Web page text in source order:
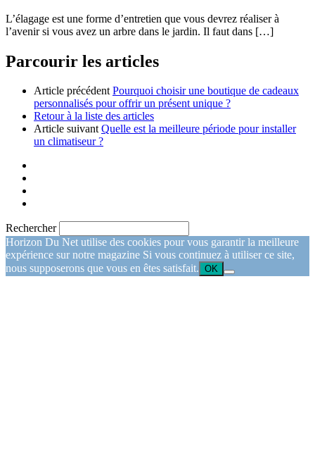
L’élagage est une forme d’entretien que vous devrez réaliser à
l’avenir si vous avez un arbre dans le jardin. Il faut dans […]
Parcourir les articles
Article précédent Pourquoi choisir une boutique de cadeaux
personnalisés pour offrir un présent unique ?
Retour à la liste des articles
Article suivant Quelle est la meilleure période pour installer
un climatiseur ?
Rechercher
Horizon Du Net utilise des cookies pour vous garantir la meilleure
expérience sur notre magazine Si vous continuez à utiliser ce site,
nous supposerons que vous en êtes satisfait. OK